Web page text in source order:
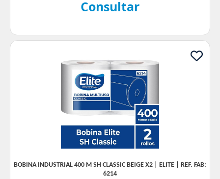
Consultar
BOBINA INDUSTRIAL 400 M SH CLASSIC BEIGE X2 | ELITE | REF. FAB:
6214